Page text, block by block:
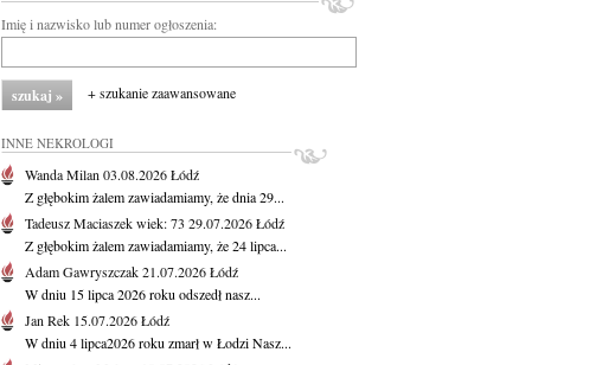
Imię i nazwisko lub numer ogłoszenia:
+ szukanie zaawansowane
INNE NEKROLOGI
Wanda Milan 03.08.2026Łódź
Z głębokim żalem zawiadamiamy, że dnia 29...
Tadeusz Maciaszekwiek: 73 29.07.2026Łódź
Z głębokim żalem zawiadamiamy, że 24 lipca...
Adam Gawryszczak21.07.2026Łódź
W dniu 15 lipca 2026 roku odszedł nasz...
Jan Rek 15.07.2026Łódź
W dniu 4 lipca2026 roku zmarł w Łodzi Nasz...